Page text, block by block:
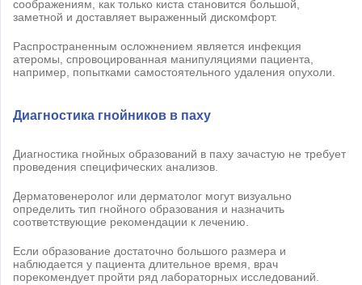
соображениям, как только киста становится большой,
заметной и доставляет выраженный дискомфорт.
Распространенным осложнением является инфекция
атеромы, спровоцированная манипуляциями пациента,
например, попытками самостоятельного удаления опухоли.
Диагностика гнойников в паху
Диагностика гнойных образований в паху зачастую не требует
проведения специфических анализов.
Дерматовенеролог или дерматолог могут визуально
определить тип гнойного образования и назначить
соответствующие рекомендации к лечению.
Если образование достаточно большого размера и
наблюдается у пациента длительное время, врач
порекомендует пройти ряд лабораторных исследований.